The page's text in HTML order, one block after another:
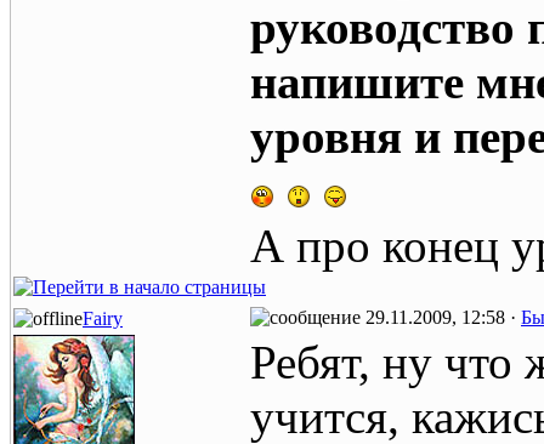
напишите
уровня и
А про конец
Fairy 29.11.2009, 12:58 ·
Ребят, ну что
учится,